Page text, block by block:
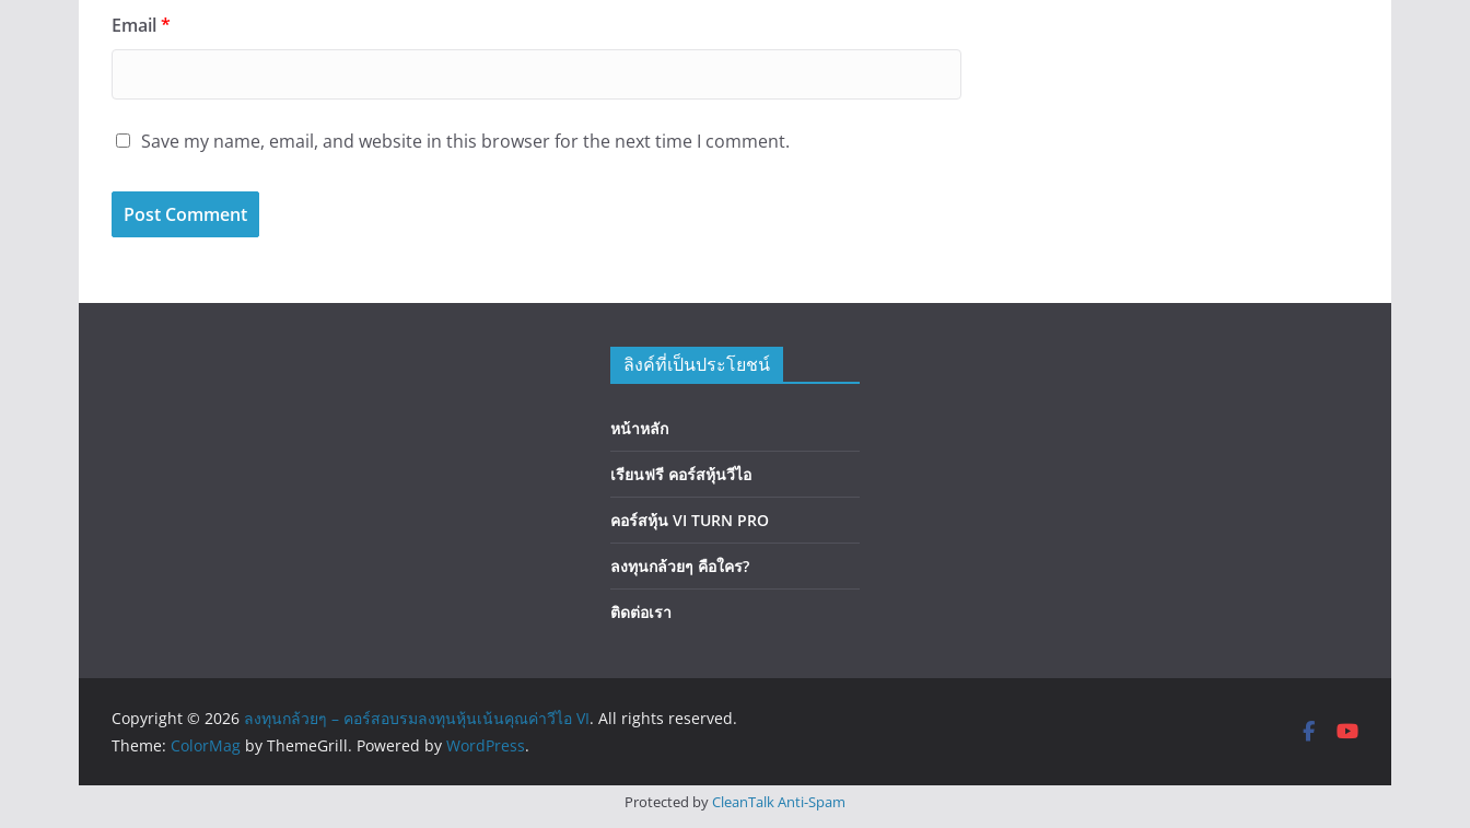
Email*
Save my name, email, and website in this browser for the next time I comment.
ลิงค์ที่เป็นประโยชน์
หน้าหลัก
เรียนฟรี คอร์สหุ้นวีไอ
คอร์สหุ้น VI TURN PRO
ลงทุนกล้วยๆ คือใคร?
ติดต่อเรา
Copyright © 2026 ลงทุนกล้วยๆ – คอร์สอบรมลงทุนหุ้นเน้นคุณค่าวีไอ VI. All rights reserved.
Theme: ColorMag by ThemeGrill. Powered by WordPress.
Protected byCleanTalk Anti-Spam